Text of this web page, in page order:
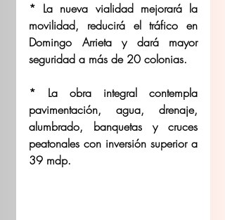
* La nueva vialidad mejorará la
movilidad, reducirá el tráfico en
Domingo Arrieta y dará mayor
seguridad a más de 20 colonias.
* La obra integral contempla
pavimentación, agua, drenaje,
alumbrado, banquetas y cruces
peatonales con inversión superior a
39 mdp.